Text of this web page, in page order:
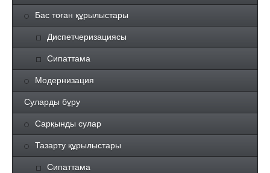
Бас тоған құрылыстары
Диспетчеризациясы
Сипаттама
Модернизация
Суларды бұру
Сарқынды сулар
Тазарту құрылыстары
Сипаттама